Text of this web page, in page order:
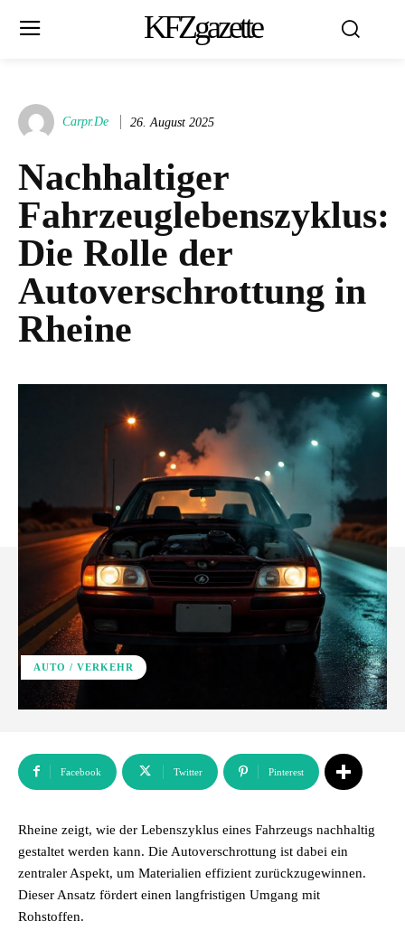
KFZgazette
Carpr.de 26. August 2025
Nachhaltiger
Fahrzeuglebenszyklus:
Die Rolle der
Autoverschrottung in
Rheine
AUTO / VERKEHR
Facebook Twitter Pinterest
Rheine zeigt, wie der Lebenszyklus eines Fahrzeugs nachhaltig
gestaltet werden kann. Die Autoverschrottung ist dabei ein
zentraler Aspekt, um Materialien effizient zurückzugewinnen.
Dieser Ansatz fördert einen langfristigen Umgang mit
Rohstoffen.